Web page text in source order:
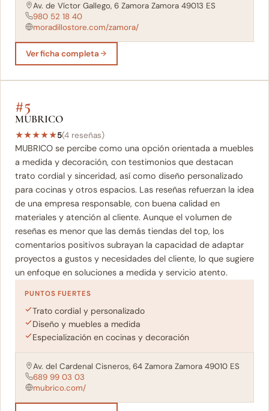
Av. de Víctor Gallego, 6 Zamora Zamora 49013 ES
980 52 18 40
moradillostore.com/zamora/
Ver ficha completa
#5
MUBRICO
★★★★★5(4 reseñas)
MUBRICO se percibe como una opción orientada a muebles
a medida y decoración, con testimonios que destacan
trato cordial y sinceridad, así como diseño personalizado
para cocinas y otros espacios. Las reseñas refuerzan la idea
de una empresa responsable, con buena calidad en
materiales y atención al cliente. Aunque el volumen de
reseñas es menor que las demás tiendas del top, los
comentarios positivos subrayan la capacidad de adaptar
proyectos a gustos y necesidades del cliente, lo que sugiere
un enfoque en soluciones a medida y servicio atento.
PUNTOS FUERTES
Trato cordial y personalizado
Diseño y muebles a medida
Especialización en cocinas y decoración
Av. del Cardenal Cisneros, 64 Zamora Zamora 49010 ES
689 99 03 03
mubrico.com/